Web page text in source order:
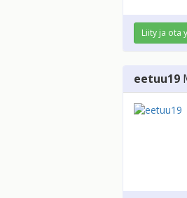
Liity ja ota
eetuu19